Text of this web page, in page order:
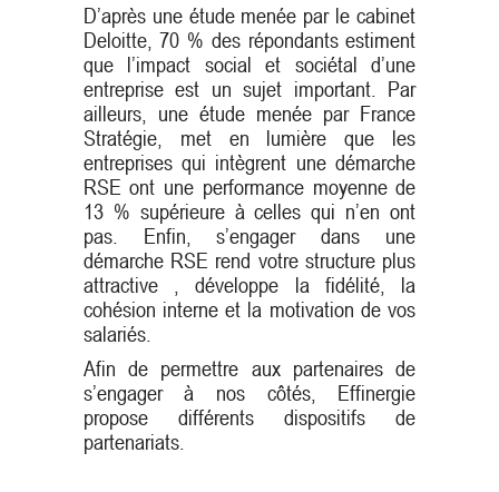
D’après une étude menée par le cabinet
Deloitte, 70 % des répondants estiment
que l’impact social et sociétal d’une
entreprise est un sujet important. Par
ailleurs, une étude menée par France
Stratégie, met en lumière que les
entreprises qui intègrent une démarche
RSE ont une performance moyenne de
13 % supérieure à celles qui n’en ont
pas. Enfin, s’engager dans une
démarche RSE rend votre structure plus
attractive , développe la fidélité, la
cohésion interne et la motivation de vos
salariés.
Afin de permettre aux partenaires de
s’engager à nos côtés, Effinergie
propose différents dispositifs de
partenariats.